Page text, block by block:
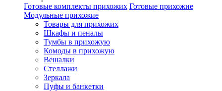
Готовые комплекты прихожих Готовые прихожие
Модульные прихожие
Товары для прихожих
Шкафы и пеналы
Тумбы в прихожую
Комоды в прихожую
Вешалки
Стеллажи
Зеркала
Пуфы и банкетки